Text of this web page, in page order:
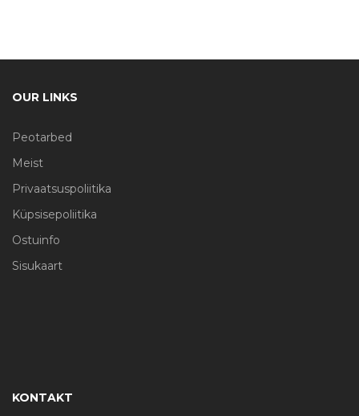
OUR LINKS
Peotarbed
Meist
Privaatsuspoliitika
Küpsisepoliitika
Ostuinfo
Sisukaart
KONTAKT